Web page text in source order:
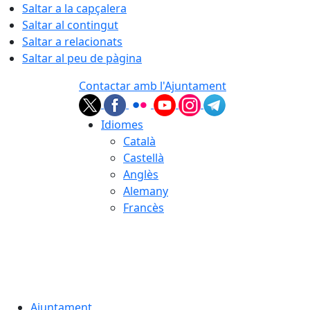
Saltar a la capçalera
Saltar al contingut
Saltar a relacionats
Saltar al peu de pàgina
Contactar amb l'Ajuntament
Idiomes
Català
Castellà
Anglès
Alemany
Francès